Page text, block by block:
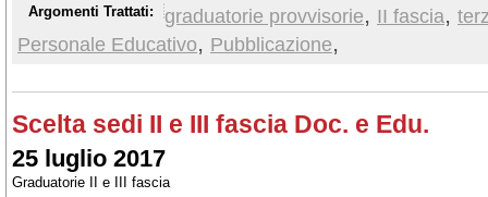
Argomenti Trattati: graduatorie provvisorie, II fascia,
Personale Educativo, Pubblicazione,
Scelta sedi II e III fascia Doc. e Edu.
25 luglio 2017
Graduatorie II e III fascia